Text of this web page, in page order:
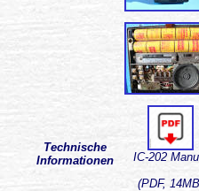
Technische
Informationen
IC-202
(PDF,